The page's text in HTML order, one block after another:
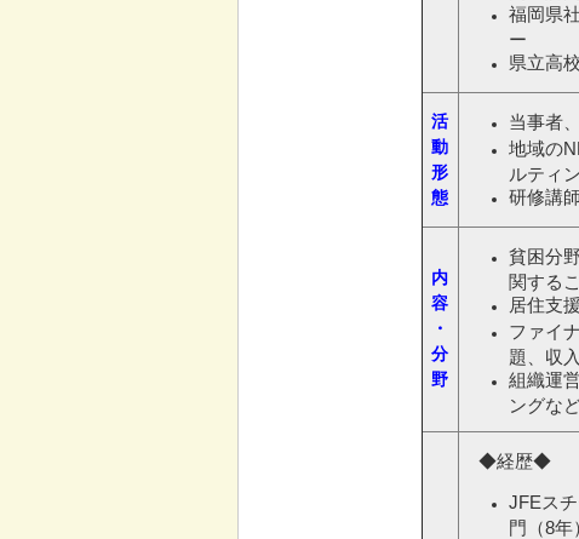
福岡県
ー
県立高
活
動
形
態
当事者
地域の
ルティ
研修講師
内
容
・
分
野
貧困分
関するこ
居住支
ファイ
題、収
組織運
ングな
◆経歴◆
JFEス
門（8年